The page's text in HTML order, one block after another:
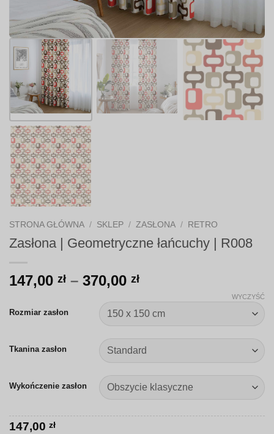
STRONA GŁÓWNA / SKLEP / ZASŁONA / RETRO
Zasłona | Geometryczne łańcuchy | R008
147,00 zł – 370,00 złZakres
od
147,00 zł
do
370,00 zł
Rozmiar zasłon
Tkanina zasłon
Wykończenie zasłon
WYCZYŚĆ
147,00 zł